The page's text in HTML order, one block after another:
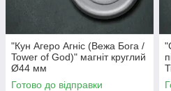
"Кун Агеро Агніс (Вежа Бога /
Tower of God)" магніт круглий
Ø44 мм
Готово до відправки